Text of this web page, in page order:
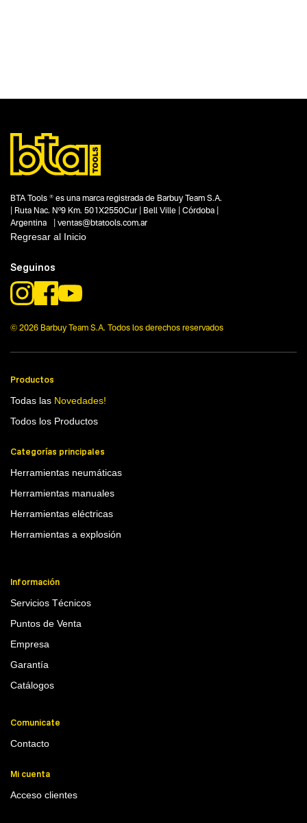
Segmentos - pendiente
Limpieza
Capacidad
No items found.
Funcion o uso
No items found.
70 Lts
BTA Tools ® es una marca registrada de Barbuy Team S.A.
| Ruta Nac. Nº9 Km. 501X2550Cur | Bell Ville | Córdoba |
Argentina | ventas@btatools.com.ar
Regresar al Inicio
Seguinos
© 2026 Barbuy Team S.A. Todos los derechos reservados
Productos
Todas las Novedades!
Todos los Productos
Categorías principales
Herramientas neumáticas
Herramientas manuales
Herramientas eléctricas
Herramientas a explosión
Información
Servicios Técnicos
Puntos de Venta
Empresa
Garantía
Catálogos
Comunicate
Contacto
Mi cuenta
Acceso clientes